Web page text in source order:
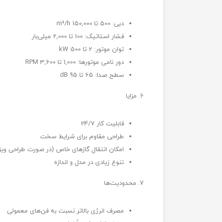
دبی: 500 تا 150,000 m³/h
فشار استاتیک: 100 تا 2,000 میلی‌بار
توان موتور: 2 تا 500 kW
دور نامی موتورها: 1,000 تا 3,600 RPM
سطح صدا: 65 تا 95 dB
6. مزایا
قابلیت کار 24/7
طراحی مقاوم برای شرایط سخت
امکان انتقال گازهای خاص (در صورت طراحی
تنوع زیادی در مدل و اندازه
7. محدودیت‌ها
مصرف انرژی بالاتر نسبت به فن‌های معمولی